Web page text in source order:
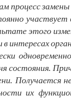
процесс замены
участвует
этого
интересах
состояния.
Получается
их